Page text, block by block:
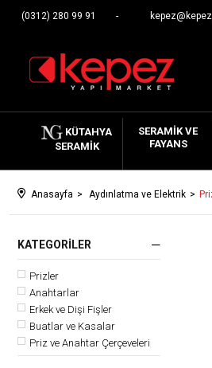
(0312) 280 99 91
KÜTAHYA
SERAMIK
SERAMIK VE
FAYANS
Anasayfa Aydınlatma ve Elektrik
KATEGORILER
Prizler
Anahtarlar
Erkek ve Dişi Fişler
Buatlar ve Kasalar
Priz ve Anahtar Çerçeveleri